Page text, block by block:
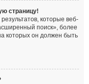
страницу!
которые веб-
поиск», более
которых он должен быть